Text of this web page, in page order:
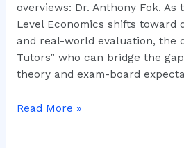
overviews: Dr. Anthony Fok. As
Level Economics shifts toward
and real-world evaluation, the
Tutors” who can bridge the
theory and exam-board
Read More »